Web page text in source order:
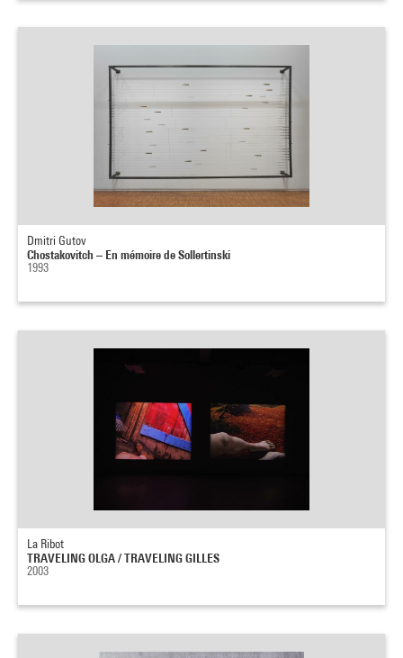
Dmitri Gutov
Chostakovitch – En mémoire de Sollertinski
1993
La Ribot
TRAVELING OLGA / TRAVELING GILLES
2003